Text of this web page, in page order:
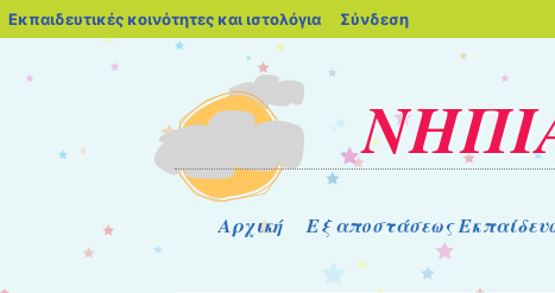
Εκπαιδευτικές κοινότητες και ιστολόγια blogs.sch.gr
Σύνδεση
Μενού
Μετάβαση στο περιεχόμενο
Αρχική Εξ αποστάσεως